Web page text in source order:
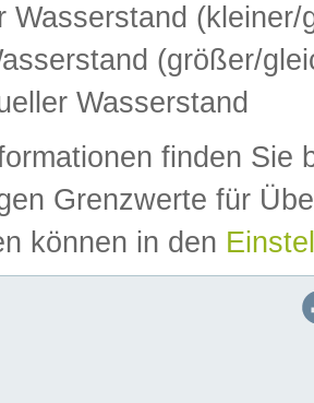
Wasserstand (kleiner/
(größer/
Wasserstand
finden Sie
Grenzwerte für
können in den